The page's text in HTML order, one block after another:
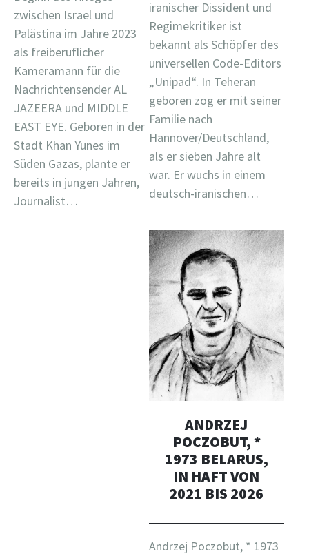
zwischen Israel und
Palästina im Jahre 2023
als freiberuflicher
Kameramann für die
Nachrichtensender AL
JAZEERA und MIDDLE
EAST EYE. Geboren in der
Stadt Khan Yunes im
Süden Gazas, plante er
bereits in jungen Jahren,
Journalist…
iranischer Dissident und
Regimekritiker ist
bekannt als Schöpfer des
universellen Code-Editors
„Unipad“. In Teheran
geboren zog er mit seiner
Familie nach
Hannover/Deutschland,
als er sieben Jahre alt
war. Er wuchs in einem
deutsch-iranischen…
ANDRZEJ
POCZOBUT, *
1973 BELARUS,
IN HAFT VON
2021 BIS 2026
Andrzej Poczobut, * 1973